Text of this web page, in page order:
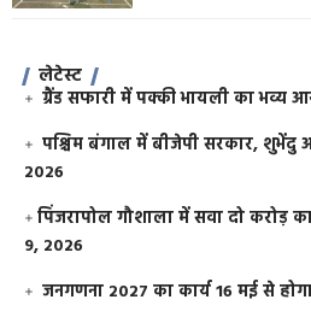
लेटेस्ट
ग्रैंड सफारी में पक्की भायली का भव्य
पश्चिम बंगाल में बीजेपी सरकार, शुभेंदु
2026
​पिंजरापोल गौशाला में सवा दो करोड़
9, 2026
जनगणना 2027 का कार्य 16 मई से